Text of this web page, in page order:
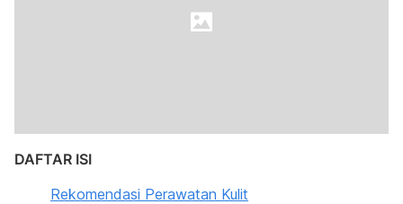
DAFTAR ISI
Rekomendasi Perawatan Kulit